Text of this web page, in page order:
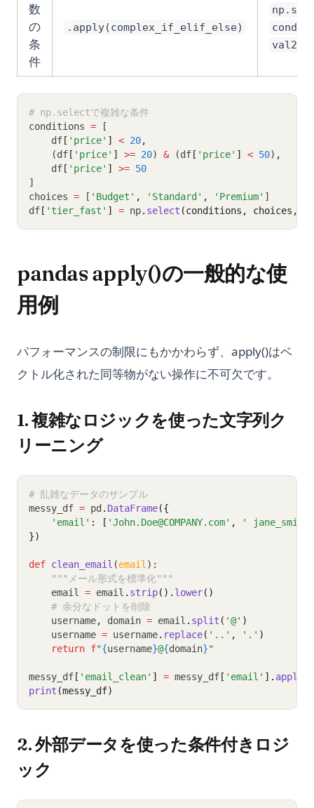
数
の
条
件
.apply(complex_if_elif_else)
val2],
# np.selectで複雑な条件
conditions = [
    df
[ 'price' ] < 20,
    (df
[ 'price' ] >= 20) & (df [ 'price' ] < 50) ,
    df
[ 'price' ] >= 50
]
choices = [ 'Budget' , 'Standard' , 'Premium' ]
df [ 'tier_fast' ] = np. select (conditions, choices,
pandas apply()の一般的な使
用例
パフォーマンスの制限にもかかわらず、apply()はベ
クトル化された同等物がない操作に不可欠です。
1. 複雑なロジックを使った文字列ク
リーニング
# 乱雑なデータのサンプル
messy_df = pd . DataFrame({
'email' : [ 'John.Doe@COMPANY.com' ,
'
})
def clean_email (email ):
"""メール形式を標準化"""
    email
= email . strip(). lower()
# 余分なドットを削除
    username
, domain = email . split ( '@' )
    username
= username. replace( '..' , '.' )
return f"{username}@{domain}"
messy_df [ 'email_clean' ] = messy_df [ 'email' ]. apply
print (messy_df)
2. 外部データを使った条件付きロジ
ック